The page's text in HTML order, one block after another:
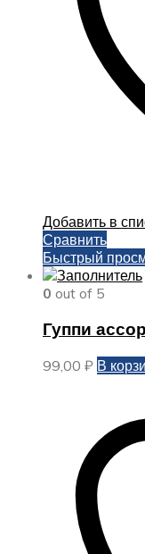
Добавить в
Сравнить
Быстрый
0 out of 5
Гуппи
99,00 ₽ В